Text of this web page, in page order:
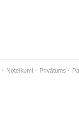
Noteikumi Privātums